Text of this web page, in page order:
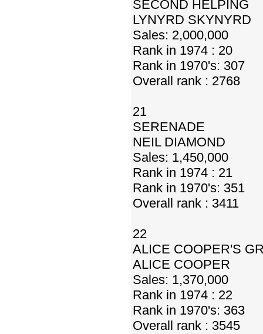
SECOND HELPING
LYNYRD SKYNYRD
Sales: 2,000,000
Rank in 1974 : 20
Rank in 1970's: 307
Overall rank : 2768
21
SERENADE
NEIL DIAMOND
Sales: 1,450,000
Rank in 1974 : 21
Rank in 1970's: 351
Overall rank : 3411
22
ALICE COOPER'S
ALICE COOPER
Sales: 1,370,000
Rank in 1974 : 22
Rank in 1970's: 363
Overall rank : 3545